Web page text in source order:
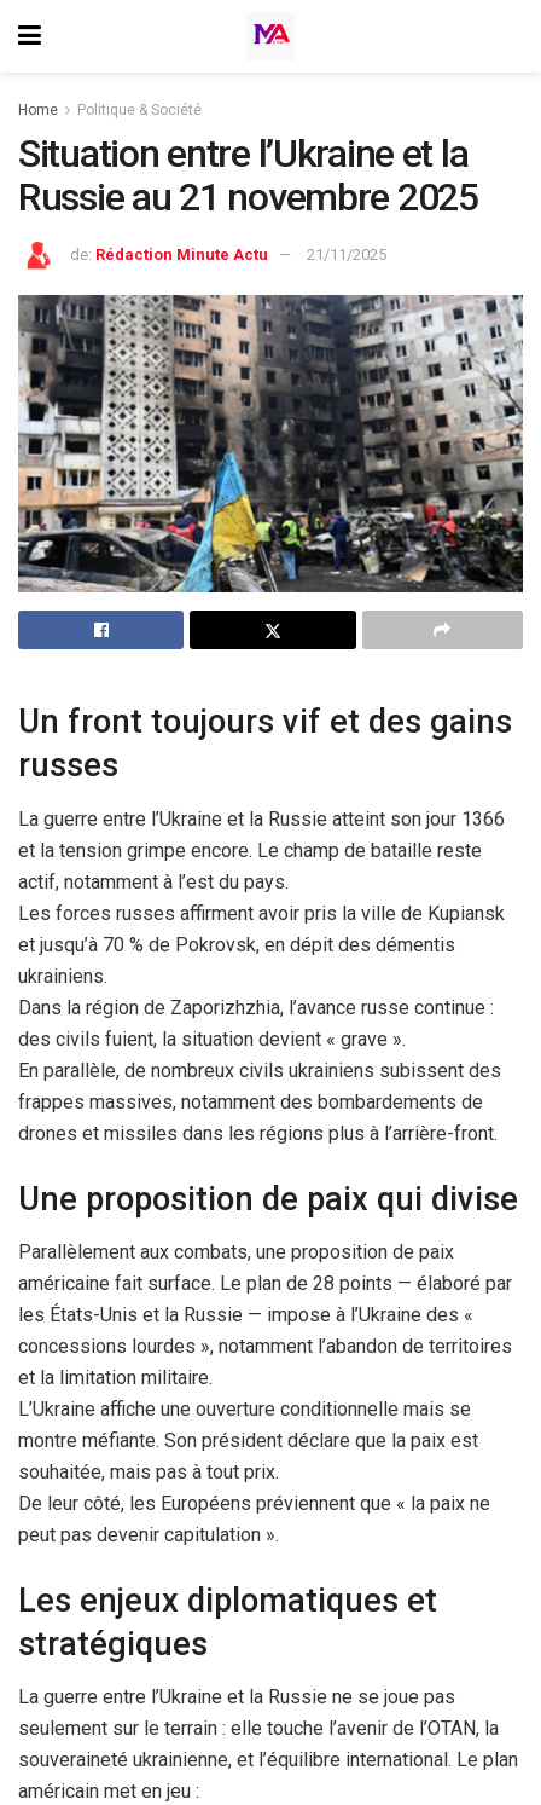
Home ⁠Politique & Société
Situation entre l’Ukraine et la
Russie au 21 novembre 2025
de: Rédaction Minute Actu 21/11/2025
Un front toujours vif et des gains
russes
La guerre entre l’Ukraine et la Russie atteint son jour 1366
et la tension grimpe encore. Le champ de bataille reste
actif, notamment à l’est du pays.
Les forces russes affirment avoir pris la ville de Kupiansk
et jusqu’à 70 % de Pokrovsk, en dépit des démentis
ukrainiens.
Dans la région de Zaporizhzhia, l’avance russe continue :
des civils fuient, la situation devient « grave ».
En parallèle, de nombreux civils ukrainiens subissent des
frappes massives, notamment des bombardements de
drones et missiles dans les régions plus à l’arrière-front.
Une proposition de paix qui divise
Parallèlement aux combats, une proposition de paix
américaine fait surface. Le plan de 28 points — élaboré par
les États-Unis et la Russie — impose à l’Ukraine des «
concessions lourdes », notamment l’abandon de territoires
et la limitation militaire.
L’Ukraine affiche une ouverture conditionnelle mais se
montre méfiante. Son président déclare que la paix est
souhaitée, mais pas à tout prix.
De leur côté, les Européens préviennent que « la paix ne
peut pas devenir capitulation ».
Les enjeux diplomatiques et
stratégiques
La guerre entre l’Ukraine et la Russie ne se joue pas
seulement sur le terrain : elle touche l’avenir de l’OTAN, la
souveraineté ukrainienne, et l’équilibre international. Le plan
américain met en jeu :